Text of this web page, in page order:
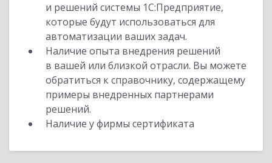
и решений системы 1С:Предприятие,
которые будут использоваться для
автоматизации ваших задач.
Наличие опыта внедрения решений
в вашей или близкой отрасли. Вы можете
обратиться к справочнику, содержащему
примеры внедренных партнерами
решений.
Наличие у фирмы сертификата